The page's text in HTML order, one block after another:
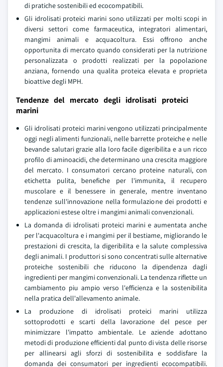
di pratiche sostenibili ed ecocompatibili.
Gli idrolisati proteici marini sono utilizzati per molti scopi in
diversi settori come farmaceutica, integratori alimentari,
mangimi animali e acquacoltura. Essi offrono anche
opportunita di mercato quando considerati per la nutrizione
personalizzata o prodotti realizzati per la popolazione
anziana, fornendo una qualita proteica elevata e proprieta
bioattive degli MPH.
Tendenze del mercato degli idrolisati proteici
marini
Gli idrolisati proteici marini vengono utilizzati principalmente
oggi negli alimenti funzionali, nelle barrette proteiche e nelle
bevande salutari grazie alla loro facile digeribilita e a un ricco
profilo di aminoacidi, che determinano una crescita maggiore
del mercato. I consumatori cercano proteine naturali, con
etichetta pulita, benefiche per l'immunita, il recupero
muscolare e il benessere in generale, mentre inventano
tendenze sull'innovazione nella formulazione dei prodotti e
applicazioni estese oltre i mangimi animali convenzionali.
La domanda di idrolisati proteici marini e aumentata anche
per l'acquacoltura e i mangimi per il bestiame, migliorando le
prestazioni di crescita, la digeribilita e la salute complessiva
degli animali. I produttori si sono concentrati sulle alternative
proteiche sostenibili che riducono la dipendenza dagli
ingredienti per mangimi convenzionali. La tendenza riflette un
cambiamento piu ampio verso l'efficienza e la sostenibilita
nella pratica dell'allevamento animale.
La produzione di idrolisati proteici marini utilizza
sottoprodotti e scarti della lavorazione del pesce per
minimizzare l'impatto ambientale. Le aziende adottano
metodi di produzione efficienti dal punto di vista delle risorse
per allinearsi agli sforzi di sostenibilita e soddisfare la
domanda dei consumatori per ingredienti ecocompatibili.